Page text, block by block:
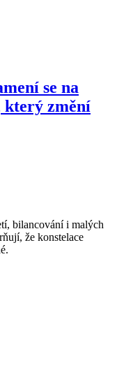
se na
který změní
bilancování i malých
že konstelace